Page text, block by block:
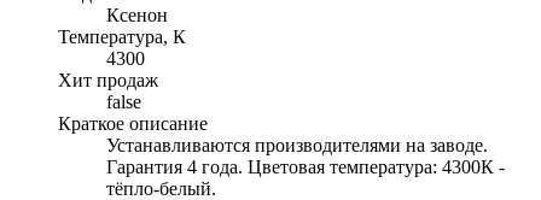
Ксенон
Температура, К
4300
Хит продаж
false
Краткое описание
Устанавливаются производителями на заводе.
Гарантия 4 года. Цветовая температура: 4300К -
тёпло-белый.